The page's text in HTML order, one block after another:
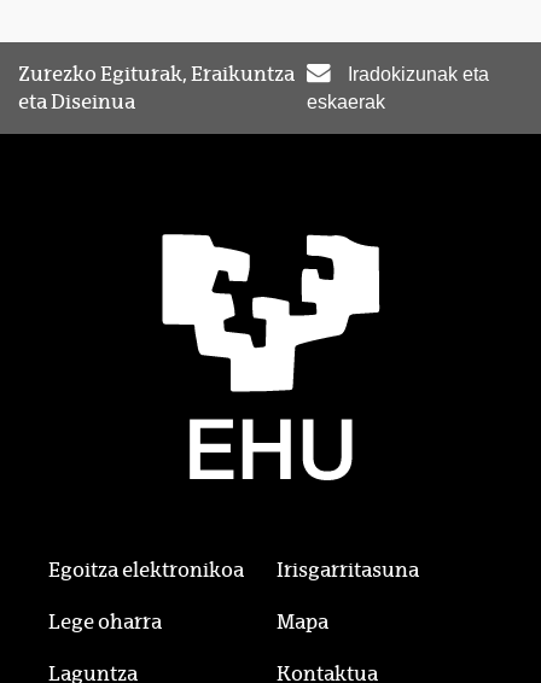
Zurezko Egiturak, Eraikuntza
eta Diseinua
Iradokizunak eta
eskaerak
Egoitza elektronikoa Irisgarritasuna
Lege oharra Mapa
Laguntza Kontaktua